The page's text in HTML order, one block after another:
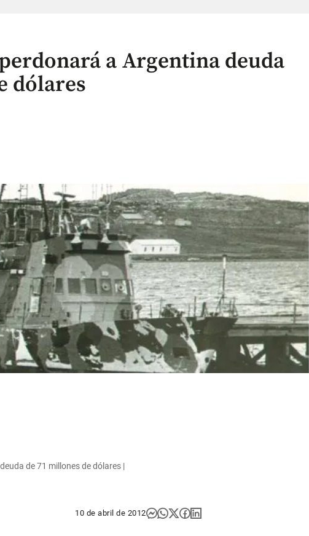
a Argentina deuda
dólares
de 71 millones de dólares |
10 de abril de 2012